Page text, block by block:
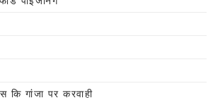
कि गांजा पर करवाही